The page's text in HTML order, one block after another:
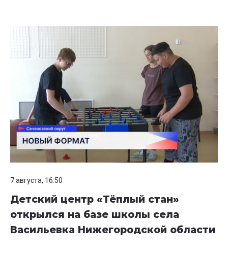
7 августа, 16:50
Детский центр «Тёплый стан»
открылся на базе школы села
Васильевка Нижегородской области